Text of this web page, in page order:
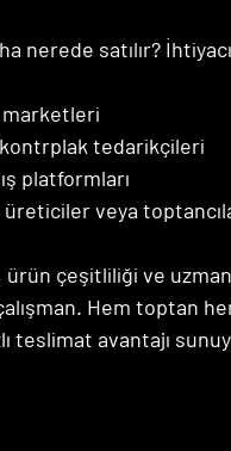
nerede satılır?
marketleri
tedarikçileri
platformları
üreticiler veya
ürün çeşitliliği ve
Hem toptan
teslimat avantajı